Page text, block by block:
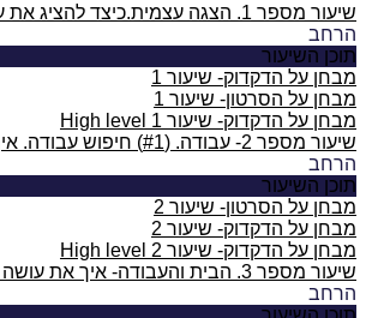
שיעור מספר 1. הצגה עצמית.כיצד להציג את עצמך באנגלית
הרחב
תוכן השיעור
מבחן על הדקדוק- שיעור 1
מבחן על הסרטון- שיעור 1
מבחן על הדקדוק- שיעור 1 High level
שיעור מספר 2- עבודה. (#1) חיפוש עבודה. איך עושים את זה? האם את מרוצה מהעבודה שלך?
הרחב
תוכן השיעור
מבחן על הסרטון- שיעור 2
מבחן על הדקדוק- שיעור 2
מבחן על הדקדוק- שיעור 2 High level
שיעור מספר 3. הבית והעבודה- איך את עושה את זה?
הרחב